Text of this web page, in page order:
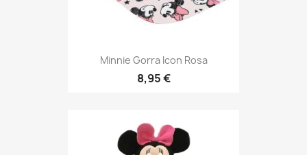
Minnie Gorra Icon Rosa
8,95 €